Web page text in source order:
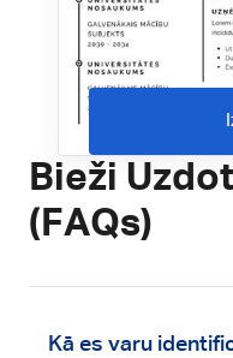
Bieži
(FAQs)
Kā es varu